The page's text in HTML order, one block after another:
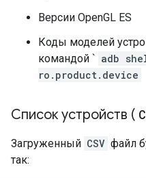
Версии OpenGL ES
Коды моделей
командой ` adb
ro.product.device
Список устройств (
Загруженный CSV файл
так: